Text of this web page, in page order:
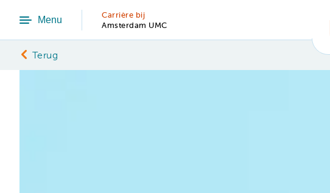
Menu
Carrière bij
Amsterdam UMC
Terug